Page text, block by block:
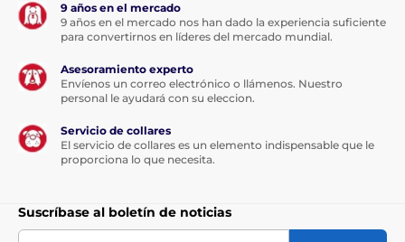
9 años en el mercado
9 años en el mercado nos han dado la experiencia suficiente
para convertirnos en líderes del mercado mundial.
Asesoramiento experto
Envíenos un correo electrónico o llámenos. Nuestro
personal le ayudará con su eleccion.
Servicio de collares
El servicio de collares es un elemento indispensable que le
proporciona lo que necesita.
Suscríbase al boletín de noticias